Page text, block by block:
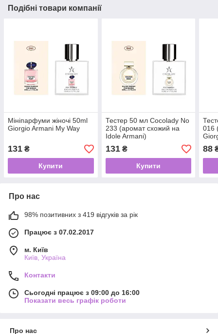
Подібні товари компанії
Мініпарфуми жіночі 50ml
Giorgio Armani My Way
131 ₴
Купити
Тестер 50 мл Cocolady No
233 (аромат схожий на
Idole Armani)
131₴
Купити
016
88
Про нас
98% позитивних з 419 відгуків за рік
Працює з 07.02.2017
м. Київ
Київ, Україна
Контакти
Сьогодні працює з 09:00 до 16:00
Показати весь графік роботи
Про нас